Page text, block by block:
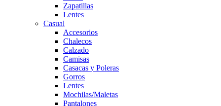
Zapatillas
Lentes
Casual
Accesorios
Chalecos
Calzado
Camisas
Casacas y Poleras
Gorros
Lentes
Mochilas/Maletas
Pantalones